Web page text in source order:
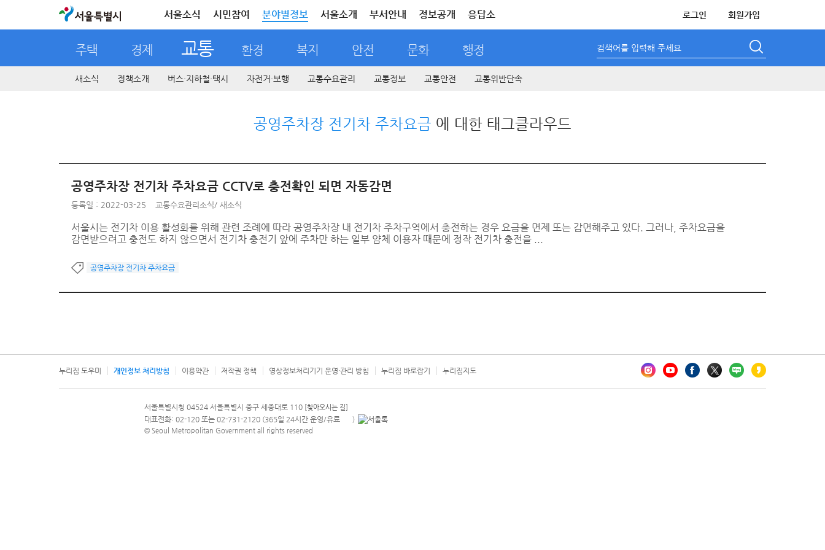
서울특별시 서울소식 시민참여 분야별정보 서울소개 부서안내 정보공개 응답소 로그인 회원가입
주택 경제 교통 환경 복지 안전 문화 행정 검색어를 입력해 주세요
새소식 정책소개 버스·지하철·택시 자전거·보행 교통수요관리 교통정보 교통안전 교통위반단속
공영주차장 전기차 주차요금 에 대한 태그클라우드
공영주차장 전기차 주차요금 CCTV로 충전확인 되면 자동감면
등록일 : 2022-03-25 교통수요관리소식/ 새소식
서울시는 전기차 이용 활성화를 위해 관련 조례에 따라 공영주차장 내 전기차 주차구역에서 충전하는 경우 요금을 면제 또는 감면해주고 있다. 그러나, 주차요금을
감면받으려고 충전도 하지 않으면서 전기차 충전기 앞에 주차만 하는 일부 얌체 이용자 때문에 정작 전기차 충전을 ...
공영주차장 전기차 주차요금
누리집 도우미 개인정보 처리방침 이용약관 저작권 정책 영상정보처리기기 운영·관리 방침 누리집 바로잡기 누리집지도
문의 전화번호 120, 120 다산콜재단
서울특별시청 04524 서울특별시 중구 세종대로 110 [찾아오시는 길]
대표전화: 02-120 또는 02-731-2120 (365일 24시간 운영/유료 안내팝업 열기
)
© Seoul Metropolitan Government all rights reserved